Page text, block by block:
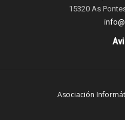
15320 As
Asociación